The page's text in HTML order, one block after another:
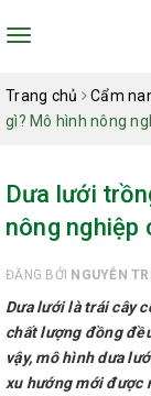
Toggle
Trang chủ Cẩm
gì? Mô hình nông
Dưa lưới
nông nghiệp
ĐĂNG BỞI NGUYỄN
Dưa lưới là trái cây
chất lượng đồng
vậy, mô hình dưa
xu hướng mới được